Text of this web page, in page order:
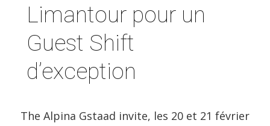
Limantour pour un
Guest Shift
d’exception
The Alpina Gstaad invite, les 20 et 21 février